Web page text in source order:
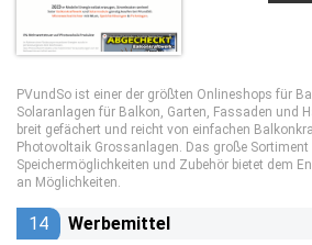
PVundSo ist einer der größten Onlineshops für
Solaranlagen für Balkon, Garten, Fassaden und
breit gefächert und reicht von einfachen
Photovoltaik Grossanlagen. Das große
Speichermöglichkeiten und Zubehör bietet dem
an Möglichkeiten.
14 Werbemittel